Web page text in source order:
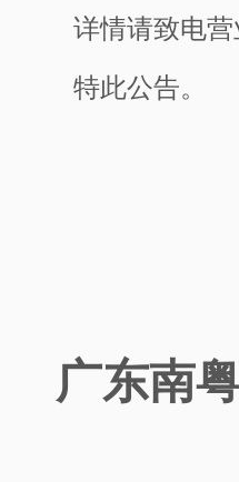
详情请致电营
特此公告。
广东南